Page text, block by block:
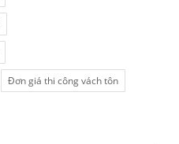
Đơn giá thi công vách tôn